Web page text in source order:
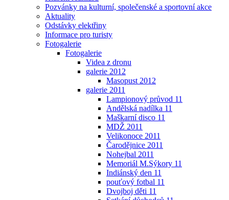
Pozvánky na kulturní, společenské a sportovní akce
Aktuality
Odstávky elektřiny
Informace pro turisty
Fotogalerie
Fotogalerie
Videa z dronu
galerie 2012
Masopust 2012
galerie 2011
Lampionový průvod 11
Andělská nadílka 11
Maškarní disco 11
MDŽ 2011
Velikonoce 2011
Čarodějnice 2011
Nohejbal 2011
Memoriál M.Sýkory 11
Indiánský den 11
pouťový fotbal 11
Dvojboj děti 11